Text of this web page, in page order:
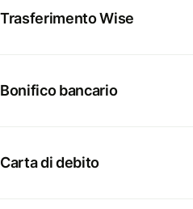
Trasferimento Wise
Bonifico bancario
Carta di debito